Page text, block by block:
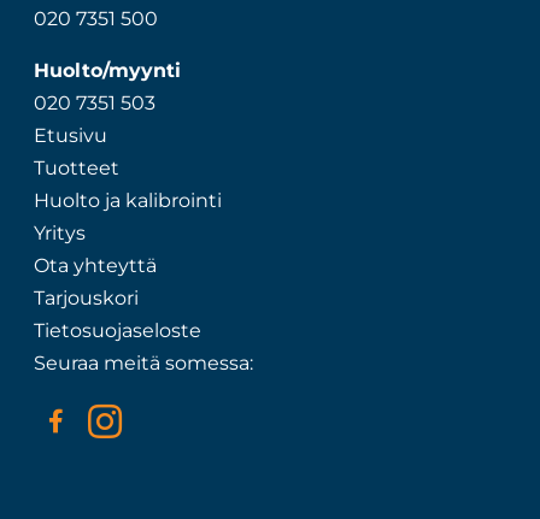
020 7351 500
Huolto/myynti
020 7351 503
Etusivu
Tuotteet
Huolto ja kalibrointi
Yritys
Ota yhteyttä
Tarjouskori
Tietosuojaseloste
Seuraa meitä somessa: